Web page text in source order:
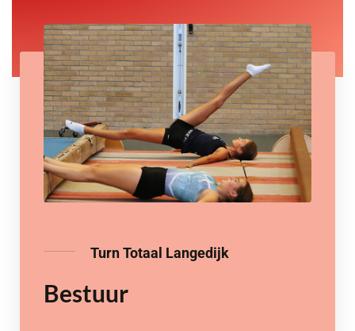
Turn Totaal Langedijk
Bestuur